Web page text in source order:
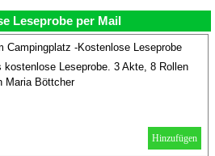
Leseprobe per Mail
Campingplatz -Kostenlose Leseprobe
Leseprobe. 3 Akte, 8 Rollen
Maria Böttcher
Hinzufügen